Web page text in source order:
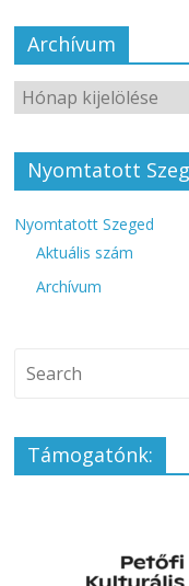
Archívum
Nyomtatott
Nyomtatott Szeged
Aktuális szám
Archívum
Támogatónk: